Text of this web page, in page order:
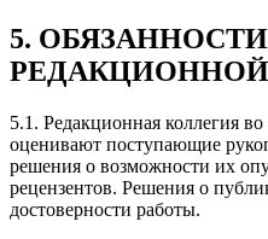
5. ОБЯЗАННОСТИ
5.1. Редакционная коллегия
оценивают поступающие
решения о возможности их
рецензентов. Решения о
достоверности работы.